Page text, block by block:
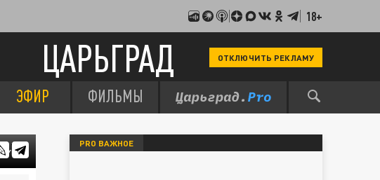
18+
ЦАРЬГРАД ОТКЛЮЧИТЬ РЕКЛАМУ
ЭФИР ФИЛЬМЫ
PRO ВАЖНОЕ